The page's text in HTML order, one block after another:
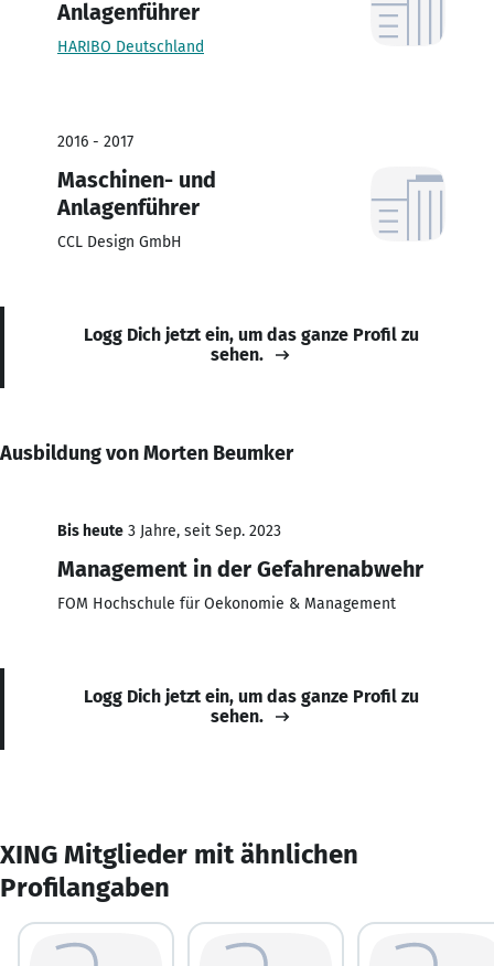
Anlagenführer
HARIBO Deutschland
2016 - 2017
Maschinen- und
Anlagenführer
CCL Design GmbH
Logg Dich jetzt ein, um das ganze Profil zu
sehen.
Ausbildung von Morten Beumker
Bis heute 3 Jahre, seit Sep. 2023
Management in der Gefahrenabwehr
FOM Hochschule für Oekonomie & Management
Logg Dich jetzt ein, um das ganze Profil zu
sehen.
XING Mitglieder mit ähnlichen
Profilangaben